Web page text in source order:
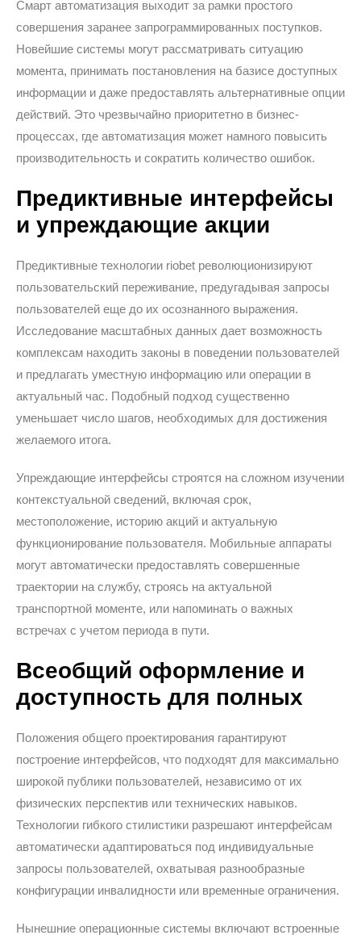
Смарт автоматизация выходит за рамки простого
совершения заранее запрограммированных поступков.
Новейшие системы могут рассматривать ситуацию
момента, принимать постановления на базисе доступных
информации и даже предоставлять альтернативные опции
действий. Это чрезвычайно приоритетно в бизнес-
процессах, где автоматизация может намного повысить
производительность и сократить количество ошибок.
Предиктивные интерфейсы
и упреждающие акции
Предиктивные технологии riobet революционизируют
пользовательский переживание, предугадывая запросы
пользователей еще до их осознанного выражения.
Исследование масштабных данных дает возможность
комплексам находить законы в поведении пользователей
и предлагать уместную информацию или операции в
актуальный час. Подобный подход существенно
уменьшает число шагов, необходимых для достижения
желаемого итога.
Упреждающие интерфейсы строятся на сложном изучении
контекстуальной сведений, включая срок,
местоположение, историю акций и актуальную
функционирование пользователя. Мобильные аппараты
могут автоматически предоставлять совершенные
траектории на службу, строясь на актуальной
транспортной моменте, или напоминать о важных
встречах с учетом периода в пути.
Всеобщий оформление и
доступность для полных
Положения общего проектирования гарантируют
построение интерфейсов, что подходят для максимально
широкой публики пользователей, независимо от их
физических перспектив или технических навыков.
Технологии гибкого стилистики разрешают интерфейсам
автоматически адаптироваться под индивидуальные
запросы пользователей, охватывая разнообразные
конфигурации инвалидности или временные ограничения.
Нынешние операционные системы включают встроенные